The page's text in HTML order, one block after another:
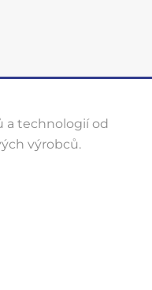
a technologií od
výrobců.